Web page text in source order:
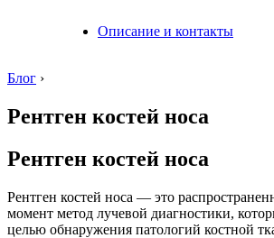
Описание и контакты
Блог ›
Рентген костей носа
Рентген костей носа
Рентген костей носа — это
момент метод лучевой диагностики,
целью обнаружения патологий костной